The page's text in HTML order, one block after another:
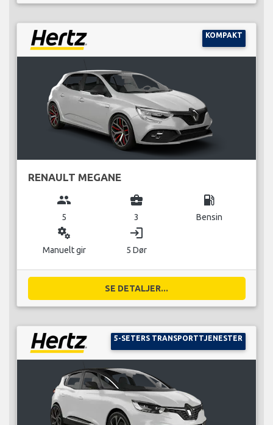
KOMPAKT
RENAULT MEGANE
group
5
business_center
3
local_gas_station
Bensin
miscellaneous_services
Manuelt gir
login
5 Dør
SE DETALJER...
5-SETERS TRANSPORTTJENESTER